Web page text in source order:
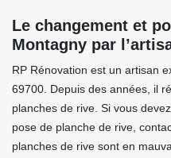
Le changement et
Montagny par
RP Rénovation est un artisan
69700. Depuis des années, il
planches de rive. Si vous
pose de planche de rive,
planches de rive sont en